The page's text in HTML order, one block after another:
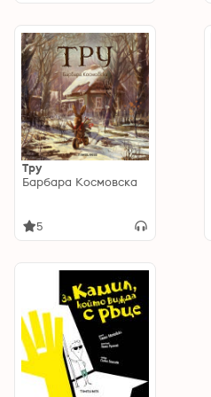
Тру
Барбара Космовска
5